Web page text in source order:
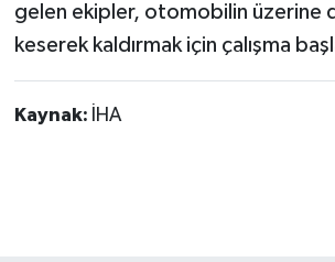
gelen ekipler, otomobilin üzerine
keserek kaldırmak için çalışma
Kaynak: İHA
Sağlık
SİYASET